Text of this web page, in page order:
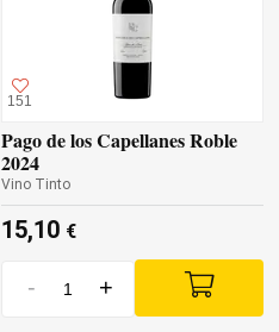
151
Pago de los Capellanes Roble
2024
Vino Tinto
15,10 €
- +